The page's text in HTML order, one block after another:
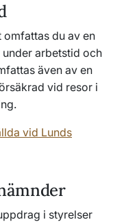
omfattas du av en
arbetstid och
även av en
vid resor i
vid Lunds
i styrelser